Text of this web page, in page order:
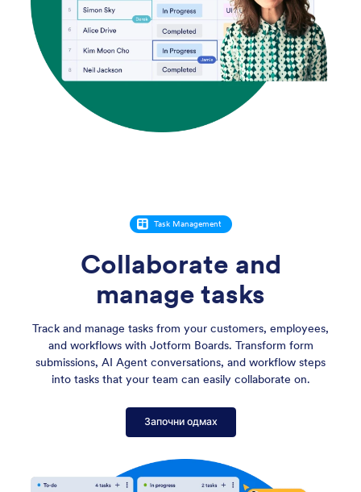
Task Management
Collaborate and
manage tasks
Track and manage tasks from your customers, employees,
and workflows with Jotform Boards. Transform form
submissions, AI Agent conversations, and workflow steps
into tasks that your team can easily collaborate on.
Започни одмах